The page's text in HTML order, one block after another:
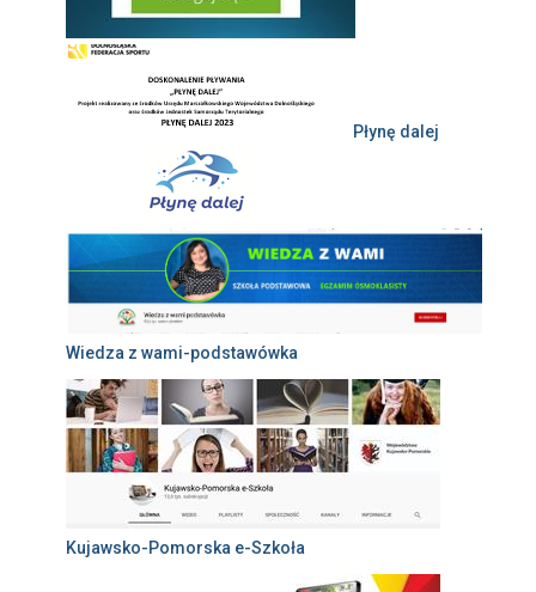
Płynę dalej
Wiedza z wami-podstawówka
Kujawsko-Pomorska e-Szkoła